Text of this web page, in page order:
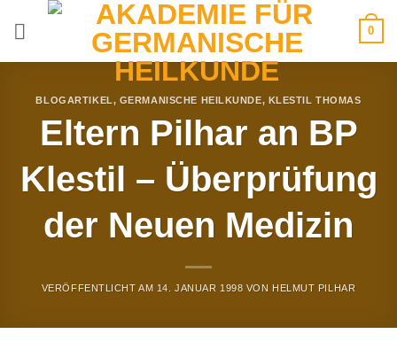
0
BLOGARTIKEL, GERMANISCHE HEILKUNDE, KLESTIL THOMAS
Eltern Pilhar an BP
Klestil – Überprüfung
der Neuen Medizin
VERÖFFENTLICHT AM 14. JANUAR 1998 VON HELMUT PILHAR